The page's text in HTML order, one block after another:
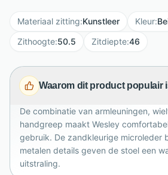
armleuningen zit je prettig tijdens
zwarte metalen poot geeft het
maken. Met het praktische
Wesley gemakkelijk aan tafel. Kies
comfort, gebruiksgemak en
prachtig samenkomen voor
familie en vrienden thuis.
Materiaal zitting:Kunstleer Kleur:
Zithoogte:50.5 Zitdiepte:46
Waarom dit product populair
De combinatie van armleuningen,
handgreep maakt Wesley
gebruik. De zandkleurige microleder
metalen details geven de stoel een
uitstraling.